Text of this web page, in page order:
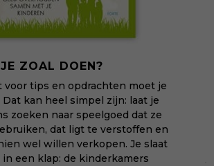
ZOAL DOEN?
voor tips en opdrachten moet je
Dat kan heel simpel zijn: laat je
zoeken naar speelgoed dat ze
dat ligt te verstoffen en
wel willen verkopen. Je slaat
een klap: de kinderkamers